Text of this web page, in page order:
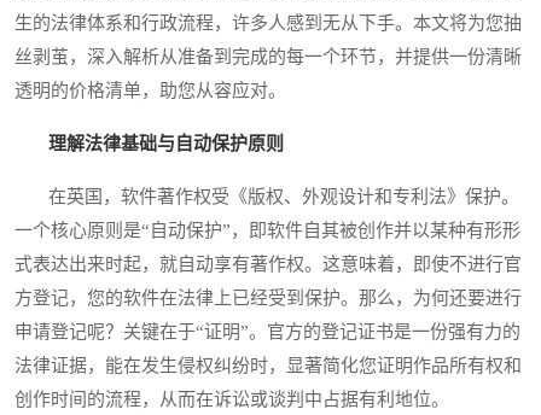
生的法律体系和行政流程，许多人感到无从下手。本文将为您抽
丝剥茧，深入解析从准备到完成的每一个环节，并提供一份清晰
透明的价格清单，助您从容应对。
理解法律基础与自动保护原则
在英国，软件著作权受《版权、外观设计和专利法》保护。
一个核心原则是“自动保护”，即软件自其被创作并以某种有形形
式表达出来时起，就自动享有著作权。这意味着，即使不进行官
方登记，您的软件在法律上已经受到保护。那么，为何还要进行
申请登记呢？关键在于“证明”。官方的登记证书是一份强有力的
法律证据，能在发生侵权纠纷时，显著简化您证明作品所有权和
创作时间的流程，从而在诉讼或谈判中占据有利地位。